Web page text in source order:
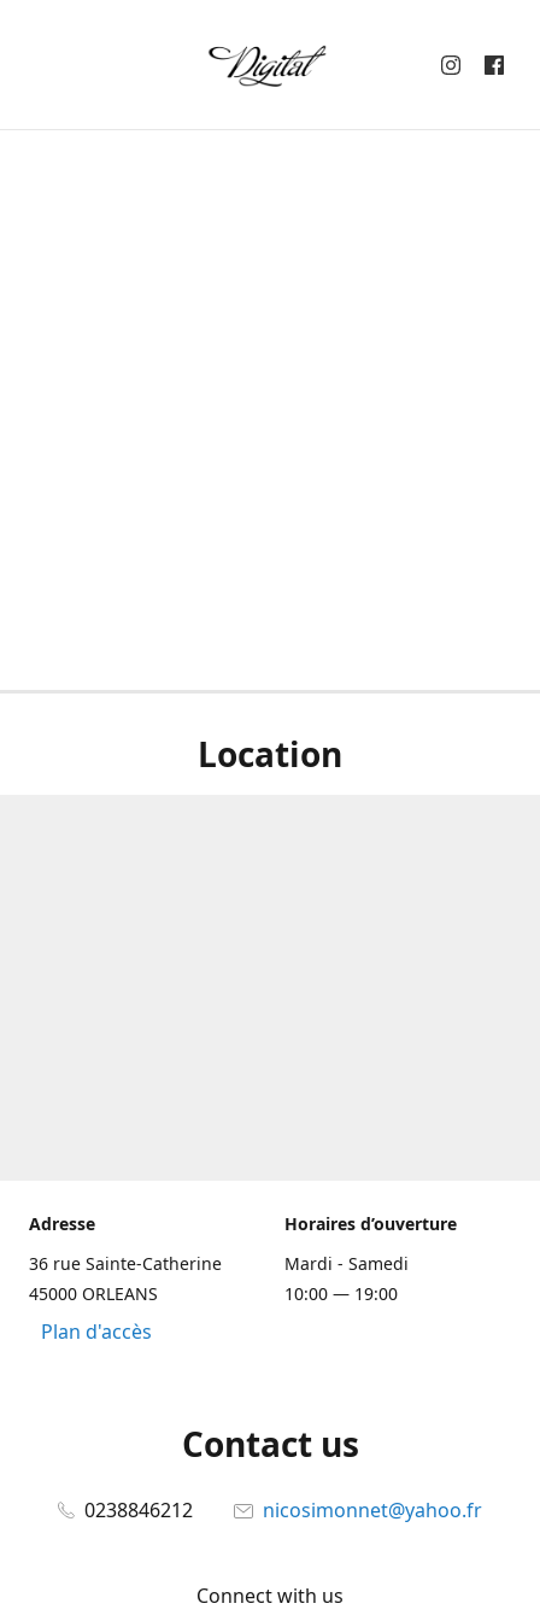
Location
Adresse
36 rue Sainte-Catherine
45000 ORLEANS
Plan d'accès
Horaires d’ouverture
Mardi - Samedi
10:00 — 19:00
Contact us
0238846212 nicosimonnet@yahoo.fr
Connect with us